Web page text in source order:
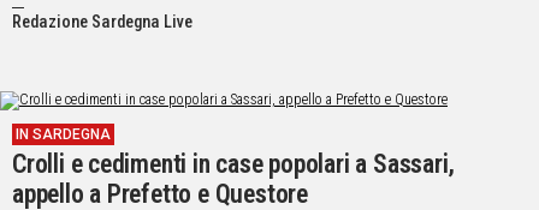
Redazione Sardegna Live
IN SARDEGNA
Crolli e cedimenti in case popolari a Sassari,
appello a Prefetto e Questore